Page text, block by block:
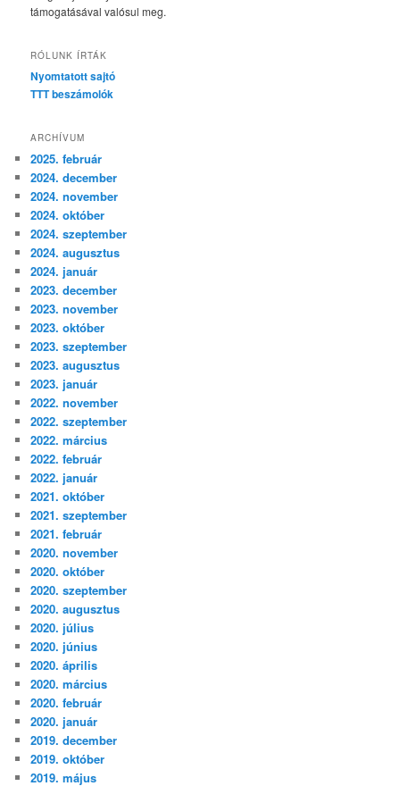
támogatásával valósul meg.
RÓLUNK ÍRTÁK
Nyomtatott sajtó
TTT beszámolók
ARCHÍVUM
2025. február
2024. december
2024. november
2024. október
2024. szeptember
2024. augusztus
2024. január
2023. december
2023. november
2023. október
2023. szeptember
2023. augusztus
2023. január
2022. november
2022. szeptember
2022. március
2022. február
2022. január
2021. október
2021. szeptember
2021. február
2020. november
2020. október
2020. szeptember
2020. augusztus
2020. július
2020. június
2020. április
2020. március
2020. február
2020. január
2019. december
2019. október
2019. május